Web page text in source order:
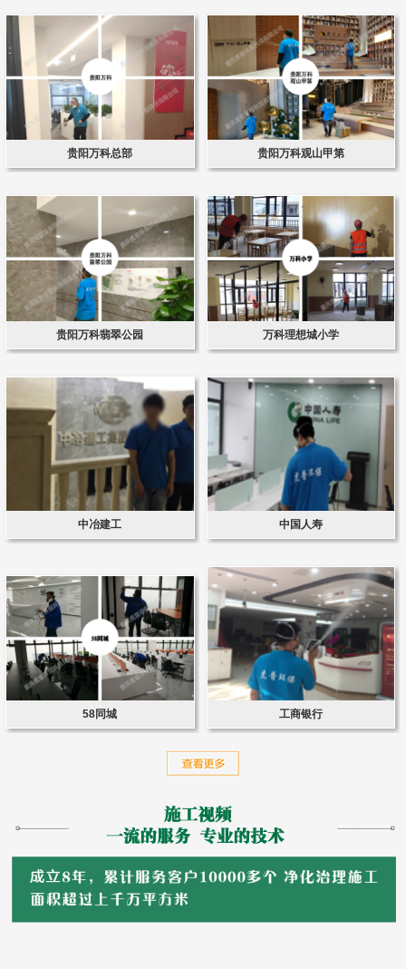
贵阳万科总部 贵阳万科观山甲第
贵阳万科翡翠公园 万科理想城小学
中冶建工 中国人寿
58同城 工商银行